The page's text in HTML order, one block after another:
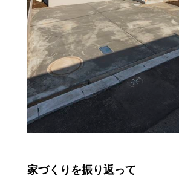
家づくりを振り返って